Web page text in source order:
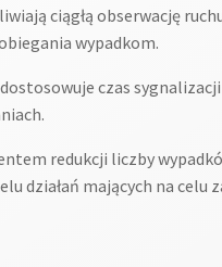
ciągłą obserwację
wypadkom.
czas
redukcji liczby
działań mających na celu